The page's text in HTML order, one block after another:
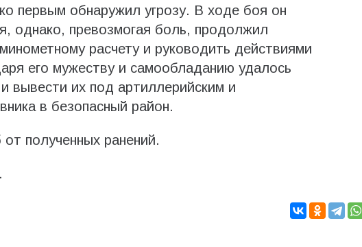
первым обнаружил угрозу. В ходе боя он
однако, превозмогая боль, продолжил
расчету и руководить действиями
его мужеству и самообладанию удалось
вывести их под артиллерийским и
в безопасный район.
полученных ранений.